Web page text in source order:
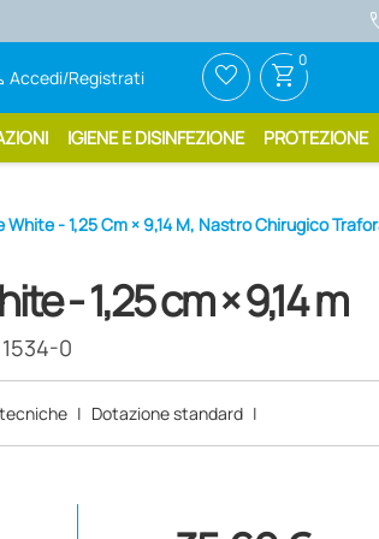
Accedi/Registrati favorite_border shopping_cart 0
IGIENE E DISINFEZIONE PROTEZIONE
White - 1,25 Cm × 9,14 M, Nastro Chirugico
- 1,25 cm × 9,14 m
0
| Dotazione standard |